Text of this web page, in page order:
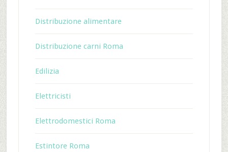
Distribuzione alimentare
Distribuzione carni Roma
Edilizia
Elettricisti
Elettrodomestici Roma
Estintore Roma